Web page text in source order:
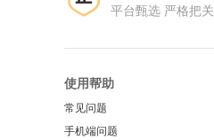
平台甄选 严格把关
使用帮助
常见问题
手机端问题